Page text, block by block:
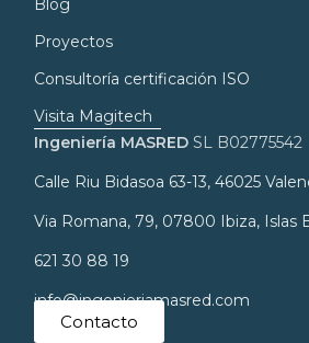
Blog
Proyectos
Consultoría certificación ISO
Visita Magitech
Ingeniería MASRED SL B02775542
Calle Riu Bidasoa 63-13, 46025
Via Romana, 79, 07800 Ibiza, Islas
621 30 88 19
info@ingenieriamasred.com
Contacto